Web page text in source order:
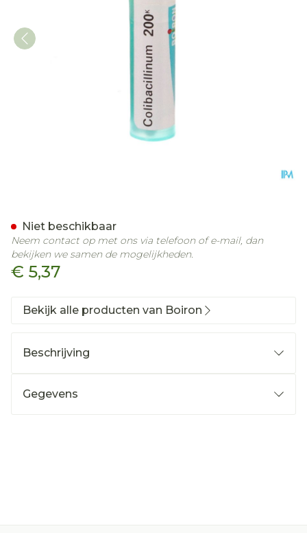
€ 5,37
Niet beschikbaar
Neem contact op met ons via telefoon of e-mail, dan
bekijken we samen de mogelijkheden.
Bekijk alle producten van Boiron
Beschrijving
Gegevens